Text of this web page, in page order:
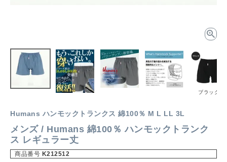
ブラック
Humans ハンモックトランクス 綿100％ M L LL 3L
メンズ / Humans 綿100％ ハンモックトランク
ス レギュラー丈
商品番号 K212512